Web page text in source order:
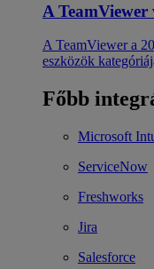
A
A TeamViewer a
eszközök
Főbb
Microsoft
ServiceNow
Freshworks
Jira
Salesforce